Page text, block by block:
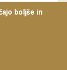
boljše in